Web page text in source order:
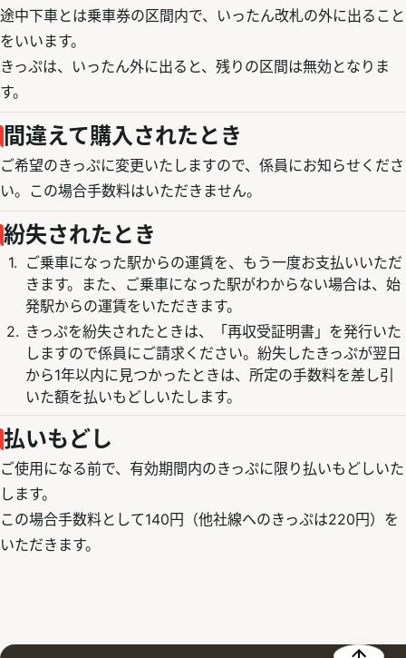
途中下車とは乗車券の区間内で、いったん改札の外に出ること
をいいます。
きっぷは、いったん外に出ると、残りの区間は無効となりま
す。
間違えて購入されたとき
ご希望のきっぷに変更いたしますので、係員にお知らせくださ
い。この場合手数料はいただきません。
紛失されたとき
ご乗車になった駅からの運賃を、もう一度お支払いいただ
きます。また、ご乗車になった駅がわからない場合は、始
発駅からの運賃をいただきます。
きっぷを紛失されたときは、「再収受証明書」を発行いた
しますので係員にご請求ください。紛失したきっぷが翌日
から1年以内に見つかったときは、所定の手数料を差し引
いた額を払いもどしいたします。
払いもどし
ご使用になる前で、有効期間内のきっぷに限り払いもどしいた
します。
この場合手数料として140円（他社線へのきっぷは220円）を
いただきます。